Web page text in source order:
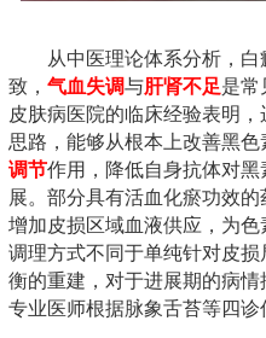
从中医理论体系分析，
致， 气血失调与肝肾不足是常
皮肤病医院的临床经验表明
思路，能够从根本上改善黑
调节作用，降低自身抗体对
展。部分具有活血化瘀功效
增加皮损区域血液供应，为
调理方式不同于单纯针对皮
衡的重建，对于进展期的病
专业医师根据脉象舌苔等四诊